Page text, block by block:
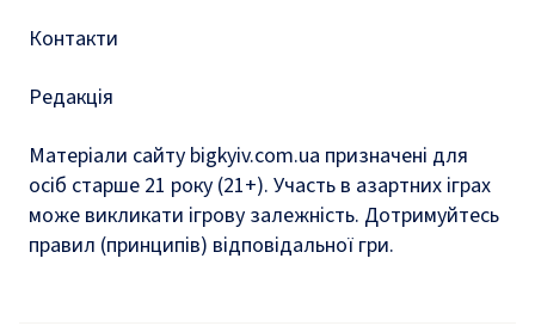
Контакти
Редакція
Матеріали сайту bigkyiv.com.ua призначені для
осіб старше 21 року (21+). Участь в азартних іграх
може викликати ігрову залежність. Дотримуйтесь
правил (принципів) відповідальної гри.